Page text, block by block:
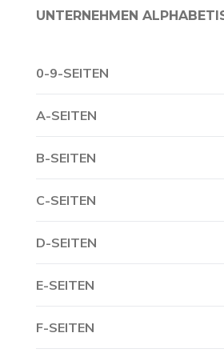
UNTERNEHMEN
0-9-SEITEN
A-SEITEN
B-SEITEN
C-SEITEN
D-SEITEN
E-SEITEN
F-SEITEN